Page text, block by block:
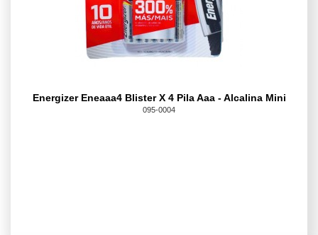
Energizer Eneaaa4 Blister X 4 Pila Aaa - Alcalina Mini
095-0004